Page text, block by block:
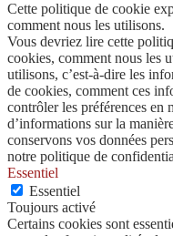
Cette politique de cookie
comment nous les utilisons.
Vous devriez lire cette
cookies, comment nous les
utilisons, c’est-à-dire les
de cookies, comment ces
contrôler les préférences en
d’informations sur la
conservons vos données
notre politique de
Essentiel
Essentiel
Toujours activé
Certains cookies sont